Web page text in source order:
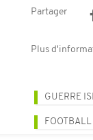
Partager
Plus
GUERRE
FOOTBALL